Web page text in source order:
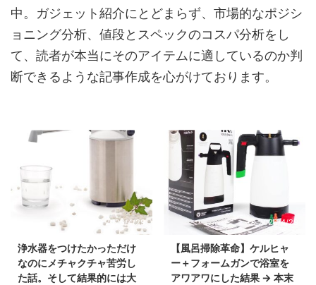
中。ガジェット紹介にとどまらず、市場的なポジシ
ョニング分析、値段とスペックのコスパ分析をし
て、読者が本当にそのアイテムに適しているのか判
断できるような記事作成を心がけております。
2026/4/29
浄水器をつけたかっただけ
なのにメチャクチャ苦労し
た話。そして結果的には大
2026/4/29
【風呂掃除革命】ケルヒャ
ー＋フォームガンで浴室を
アワアワにした結果 → 本末